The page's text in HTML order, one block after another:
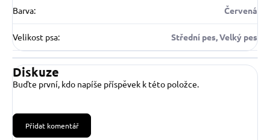
Barva: Červená
Velikost psa: Střední pes, Velký pes
Diskuze
Buďte první, kdo napíše příspěvek k této položce.
Přidat komentář